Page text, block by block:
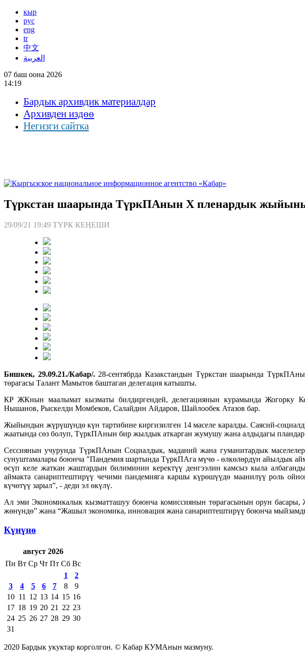
кыр
рус
eng
tr
中文
العربية
07 баш оона 2026
14:19
Бардык архивдик материалдар
Архивден издөө
Негизги сайтка
Түркстан шаарында ТүркПАнын Х пленардык
29/09/21 19:49 ТҮРК КЕҢЕШИ
Бишкек, 29.09.21./Кабар/.28-сентябрда Казакстандын Түркстан шаарында
төрагасы Талант Мамытов баштаган делегация катышты.
КР ЖКнын маалымат кызматы билдиргендей, делегациянын курамында Жогорку
Нышанов, Рыскелди Момбеков, Салайдин Айдаров, Шайлообек Атазов бар.
Жыйындын жүрүшүндө күн тартибине киргизилген 14 маселе каралды. Саясий-
жаатында сөз болуп, ТүркПАнын бир жылдык аткарган жумушу жана алдыдагы
Сессиянын учурунда ТүркПАнын Социалдык, маданий жана гуманитардык
сунуштамалары боюнча "Пандемия шартында ТүркПАга мүчө - өлкөлөрдүн айылдык
өсүп келе жаткан жаштардын билиминин керектүү денгээлин камсыз кыла
аймакта санариптештирүү чечими пандемияга каршы күрөшүүдө маанилүү роль
күчөтүү зарыл”, - деди эл өкүлү.
Ал эми Экономикалык кызматташуу боюнча комиссиянын төрагасынын орун
жөнүндө” жана “Жашыл экономика, инновация жана санариптештирүү боюнча
Күнүнө
август 2026
Пн Вт Ср Чт Пт Сб Вс
1
2
3
4 5 6 7 8
9
10 11 12 13 14 15 16
17 18 19 20 21 22 23
24 25 26 27 28 29 30
31
2020 Бардык укуктар корголгон. © Кабар КУМАнын мазмуну.